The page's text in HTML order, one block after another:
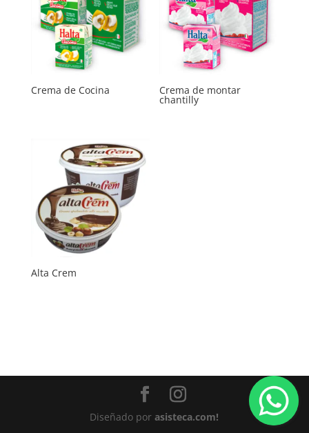
Crema de Cocina Crema de montar
chantilly
Alta Crem
Diseñado porasisteca.com!